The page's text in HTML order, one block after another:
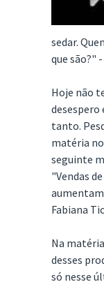
sedar.
que são?"
Hoje não
desespero
tanto.
matéria
seguinte
"Vendas
aumentam
Fabiana
Na
desses
só nesse